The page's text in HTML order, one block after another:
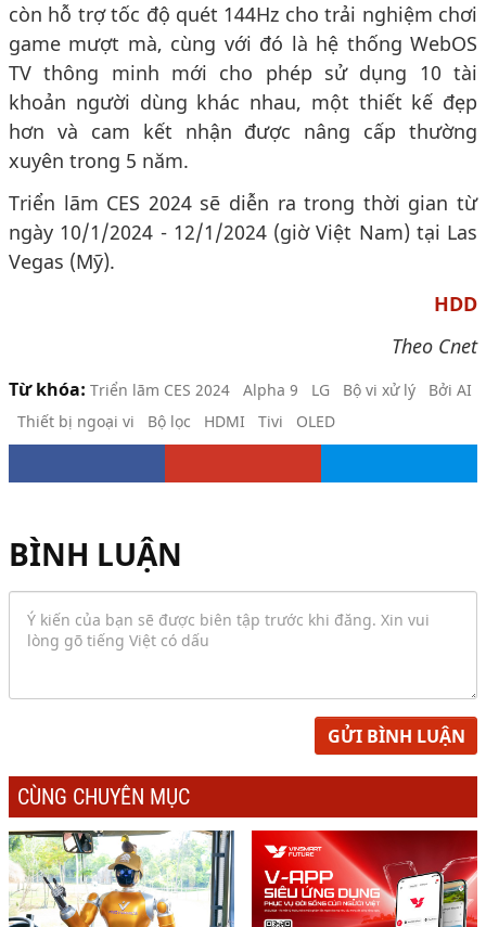
còn hỗ trợ tốc độ quét 144Hz cho trải nghiệm chơi
game mượt mà, cùng với đó là hệ thống WebOS
TV thông minh mới cho phép sử dụng 10 tài
khoản người dùng khác nhau, một thiết kế đẹp
hơn và cam kết nhận được nâng cấp thường
xuyên trong 5 năm.
Triển lãm CES 2024 sẽ diễn ra trong thời gian từ
ngày 10/1/2024 - 12/1/2024 (giờ Việt Nam) tại Las
Vegas (Mỹ).
HDD
Theo Cnet
Từ khóa: Triển lãm CES 2024 Alpha 9 LG Bộ vi xử lý
Bởi AI
Thiết bị ngoại vi
Bộ lọc HDMI Tivi OLED
BÌNH LUẬN
GỬI BÌNH LUẬN
CÙNG CHUYÊN MỤC